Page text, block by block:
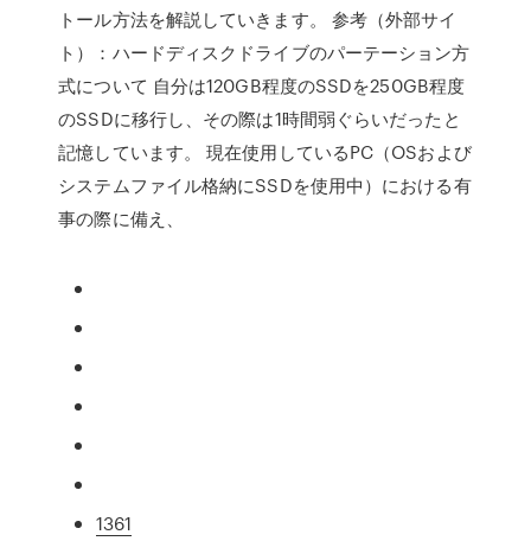
トール方法を解説していきます。 参考（外部サイ
ト）：ハードディスクドライブのパーテーション方
式について 自分は120GB程度のSSDを250GB程度
のSSDに移行し、その際は1時間弱ぐらいだったと
記憶しています。 現在使用しているPC（OSおよび
システムファイル格納にSSDを使用中）における有
事の際に備え、
1361